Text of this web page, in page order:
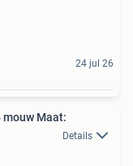
24 jul 26
mouw Maat:
Details